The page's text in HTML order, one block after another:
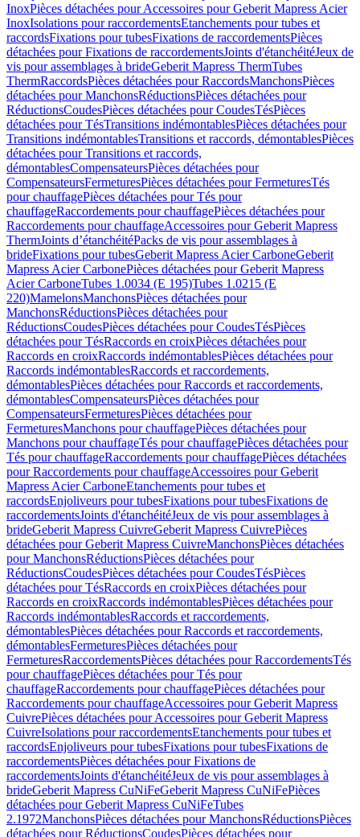
InoxPièces détachées pour Accessoires pour Geberit Mapress Acier
InoxIsolations pour raccordementsEtanchements pour tubes et
raccordsFixations pour tubesFixations de raccordementsPièces
détachées pour Fixations de raccordementsJoints d'étanchéitéJeux de
vis pour assemblages à brideGeberit Mapress ThermTubes
ThermRaccordsPièces détachées pour RaccordsManchonsPièces
détachées pour ManchonsRéductionsPièces détachées pour
RéductionsCoudesPièces détachées pour CoudesTésPièces
détachées pour TésTransitions indémontablesPièces détachées pour
Transitions indémontablesTransitions et raccords, démontablesPièces
détachées pour Transitions et raccords,
démontablesCompensateursPièces détachées pour
CompensateursFermeturesPièces détachées pour FermeturesTés
pour chauffagePièces détachées pour Tés pour
chauffageRaccordements pour chauffagePièces détachées pour
Raccordements pour chauffageAccessoires pour Geberit Mapress
ThermJoints d’étanchéitéPacks de vis pour assemblages à
brideFixations pour tubesGeberit Mapress Acier CarboneGeberit
Mapress Acier CarbonePièces détachées pour Geberit Mapress
Acier CarboneTubes 1.0034 (E 195)Tubes 1.0215 (E
220)MamelonsManchonsPièces détachées pour
ManchonsRéductionsPièces détachées pour
RéductionsCoudesPièces détachées pour CoudesTésPièces
détachées pour TésRaccords en croixPièces détachées pour
Raccords en croixRaccords indémontablesPièces détachées pour
Raccords indémontablesRaccords et raccordements,
démontablesPièces détachées pour Raccords et raccordements,
démontablesCompensateursPièces détachées pour
CompensateursFermeturesPièces détachées pour
FermeturesManchons pour chauffagePièces détachées pour
Manchons pour chauffageTés pour chauffagePièces détachées pour
Tés pour chauffageRaccordements pour chauffagePièces détachées
pour Raccordements pour chauffageAccessoires pour Geberit
Mapress Acier CarboneEtanchements pour tubes et
raccordsEnjoliveurs pour tubesFixations pour tubesFixations de
raccordementsJoints d'étanchéitéJeux de vis pour assemblages à
brideGeberit Mapress CuivreGeberit Mapress CuivrePièces
détachées pour Geberit Mapress CuivreManchonsPièces détachées
pour ManchonsRéductionsPièces détachées pour
RéductionsCoudesPièces détachées pour CoudesTésPièces
détachées pour TésRaccords en croixPièces détachées pour
Raccords en croixRaccords indémontablesPièces détachées pour
Raccords indémontablesRaccords et raccordements,
démontablesPièces détachées pour Raccords et raccordements,
démontablesFermeturesPièces détachées pour
FermeturesRaccordementsPièces détachées pour RaccordementsTés
pour chauffagePièces détachées pour Tés pour
chauffageRaccordements pour chauffagePièces détachées pour
Raccordements pour chauffageAccessoires pour Geberit Mapress
CuivrePièces détachées pour Accessoires pour Geberit Mapress
CuivreIsolations pour raccordementsEtanchements pour tubes et
raccordsEnjoliveurs pour tubesFixations pour tubesFixations de
raccordementsPièces détachées pour Fixations de
raccordementsJoints d'étanchéitéJeux de vis pour assemblages à
brideGeberit Mapress CuNiFeGeberit Mapress CuNiFePièces
détachées pour Geberit Mapress CuNiFeTubes
2.1972ManchonsPièces détachées pour ManchonsRéductionsPièces
détachées pour RéductionsCoudesPièces détachées pour